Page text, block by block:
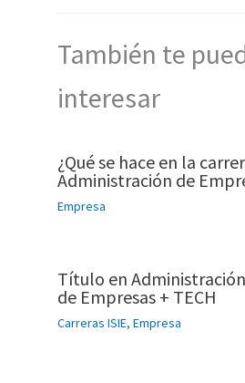
También te
interesar
¿Qué se hace en la
Administración de
Empresa
Título en
de Empresas + TECH
Carreras ISIE, Empresa